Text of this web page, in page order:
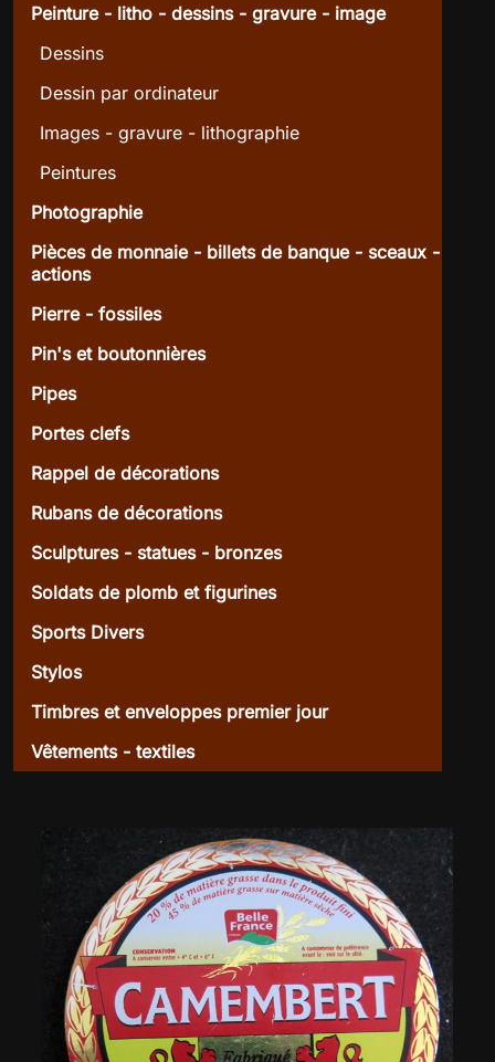
Peinture - litho - dessins - gravure - image
Dessins
Dessin par ordinateur
Images - gravure - lithographie
Peintures
Photographie
Pièces de monnaie - billets de banque - sceaux -
actions
Pierre - fossiles
Pin's et boutonnières
Pipes
Portes clefs
Rappel de décorations
Rubans de décorations
Sculptures - statues - bronzes
Soldats de plomb et figurines
Sports Divers
Stylos
Timbres et enveloppes premier jour
Vêtements - textiles